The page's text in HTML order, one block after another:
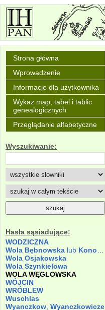
Strona główna
Wprowadzenie
Informacje dla użytkownika
Wykaz map, tabel i tablic
genealogicznych
Przeglądanie alfabetyczne
Wyszukiwanie:
Hasła sąsiadujące:
WODZICZNA
Wola Bębnowska lub Konopnicka
Wola Osjakowska
Wola Szynkielowa
WOLA WĘGLOWSKA
WÓJCIN
WRÓBLEW
Wuschlas
Wyanczkow Wyanczkowicze